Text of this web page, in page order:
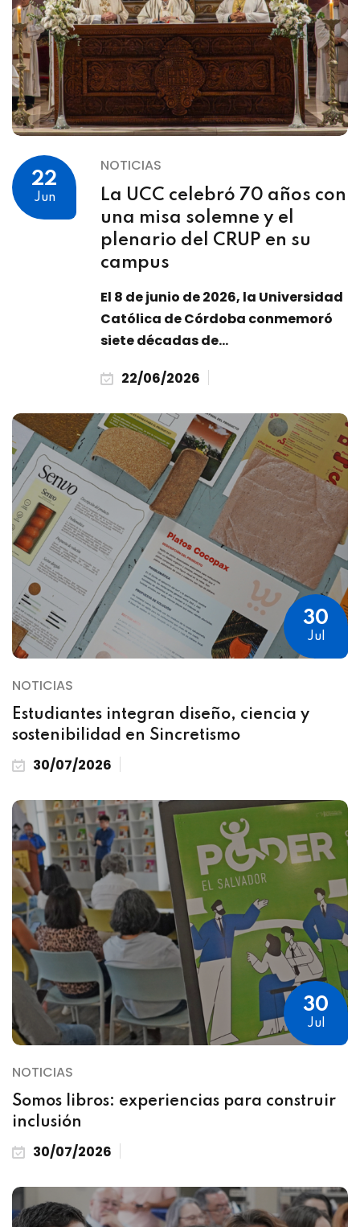
22
Jun
NOTICIAS
La UCC celebró 70 años con
una misa solemne y el
plenario del CRUP en su
campus
El 8 de junio de 2026, la Universidad
Católica de Córdoba conmemoró
siete décadas de...
22/06/2026
30
Jul
NOTICIAS
Estudiantes integran diseño, ciencia y
sostenibilidad en Sincretismo
30/07/2026
30
Jul
NOTICIAS
Somos libros: experiencias para construir
inclusión
30/07/2026